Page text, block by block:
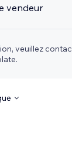
vendeur
veuillez